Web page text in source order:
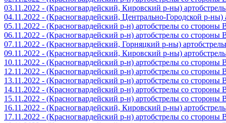
03.11.2022 - (Красногвардейский, Кировский р-ны)
04.11.2022 - (Красногвардейский, Центрально-Городской р-
05.11.2022 - (Красногвардейский р-н) артобстрелы со стороны
06.11.2022 - (Красногвардейский р-н) артобстрелы со стороны
07.11.2022 - (Красногвардейский, Горняцкий р-ны)
09.11.2022 - (Красногвардейский, Кировский р-ны)
10.11.2022 - (Красногвардейский р-н) артобстрелы со стороны
12.11.2022 - (Красногвардейский р-н) артобстрелы со стороны
13.11.2022 - (Красногвардейский р-н) артобстрелы со стороны
14.11.2022 - (Красногвардейский р-н) артобстрелы со стороны
15.11.2022 - (Красногвардейский р-н) артобстрелы со стороны
16.11.2022 - (Красногвардейский, Кировский р-ны)
17.11.2022 - (Красногвардейский р-н) артобстрелы со стороны